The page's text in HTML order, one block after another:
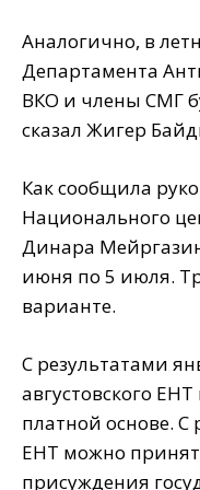
Аналогично, в
Департамента
ВКО и члены СМГ
сказал Жигер
Как сообщила
Национального
Динара
июня по 5 июля.
варианте.
С результатами
августовского
платной основе. С
ЕНТ можно
присуждения